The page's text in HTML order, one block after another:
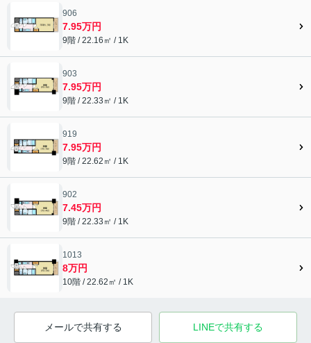
906
7.95万円
9階 / 22.16㎡ / 1K
903
7.95万円
9階 / 22.33㎡ / 1K
919
7.95万円
9階 / 22.62㎡ / 1K
902
7.45万円
9階 / 22.33㎡ / 1K
1013
8万円
10階 / 22.62㎡ / 1K
メールで共有する LINEで共有する